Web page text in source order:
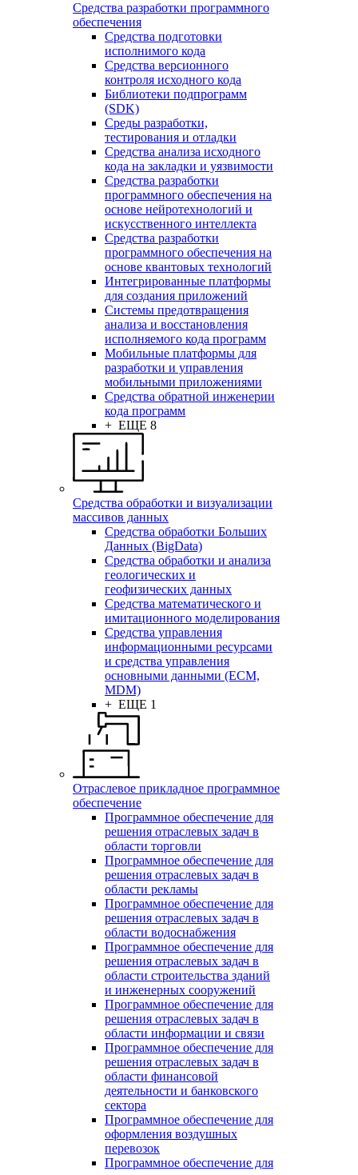
Средства разработки программного
обеспечения
Средства подготовки
исполнимого кода
Средства версионного
контроля исходного кода
Библиотеки подпрограмм
(SDK)
Среды разработки,
тестирования и отладки
Средства анализа исходного
кода на закладки и уязвимости
Средства разработки
программного обеспечения на
основе нейротехнологий и
искусственного интеллекта
Средства разработки
программного обеспечения на
основе квантовых технологий
Интегрированные платформы
для создания приложений
Системы предотвращения
анализа и восстановления
исполняемого кода программ
Мобильные платформы для
разработки и управления
мобильными приложениями
Средства обратной инженерии
кода программ
+ ЕЩЕ 8
Средства обработки и визуализации
массивов данных
Средства обработки Больших
Данных (BigData)
Средства обработки и анализа
геологических и
геофизических данных
Средства математического и
имитационного моделирования
Средства управления
информационными ресурсами
и средства управления
основными данными (ECM,
MDM)
+ ЕЩЕ 1
Отраслевое прикладное программное
обеспечение
Программное обеспечение для
решения отраслевых задач в
области торговли
Программное обеспечение для
решения отраслевых задач в
области рекламы
Программное обеспечение для
решения отраслевых задач в
области водоснабжения
Программное обеспечение для
решения отраслевых задач в
области строительства зданий
и инженерных сооружений
Программное обеспечение для
решения отраслевых задач в
области информации и связи
Программное обеспечение для
решения отраслевых задач в
области финансовой
деятельности и банковского
сектора
Программное обеспечение для
оформления воздушных
перевозок
Программное обеспечение для